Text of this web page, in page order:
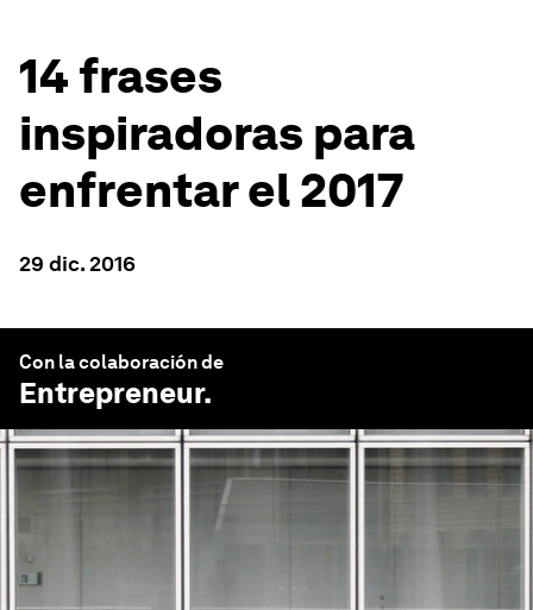
14 frases
inspiradoras para
enfrentar el 2017
29 dic. 2016
Con la colaboración de
Entrepreneur.